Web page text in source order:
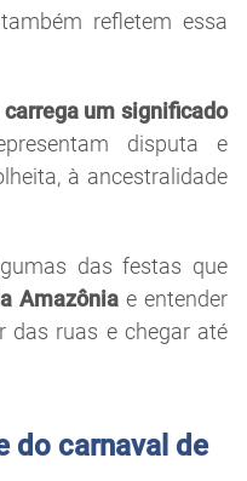
refletem essa
um significado
disputa e
à ancestralidade
das festas que
Amazônia e entender
das ruas e chegar até
do carnaval de